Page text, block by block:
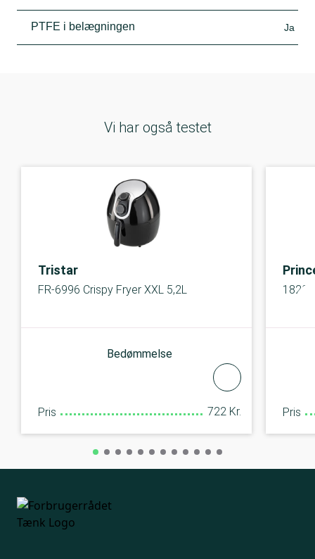
PTFE i belægningen Ja
Vi har også testet
Tristar
FR-6996 Crispy Fryer XXL 5,2L
Bedømmelse
Pris 722 Kr. Pris